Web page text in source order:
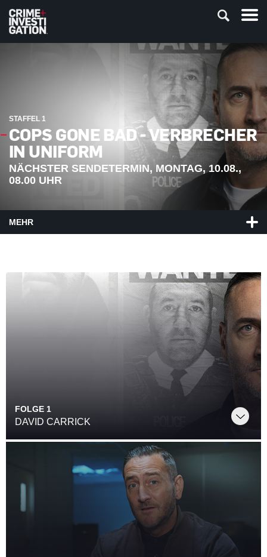
STAFFEL 1
COPS GONE BAD - VERBRECHER
IN UNIFORM
NÄCHSTER SENDETERMIN, MONTAG, 10.08.,
08.00 UHR
MEHR
FOLGE 1
DAVID CARRICK